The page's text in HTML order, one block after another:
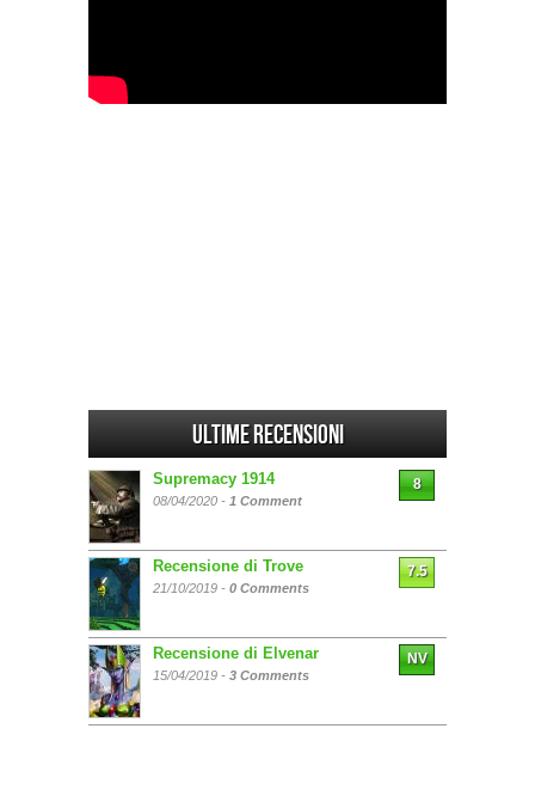
Ultime Recensioni
Supremacy 1914
08/04/2020 - 1 Comment
8
Recensione di Trove
21/10/2019 - 0 Comments
7.5
Recensione di Elvenar
15/04/2019 - 3 Comments
NV